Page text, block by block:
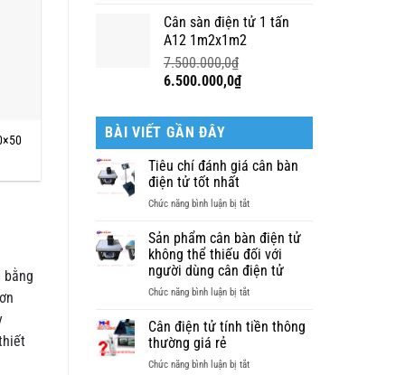
là:
111,0₫.
tại
là:
Cân sàn điện tử 1 tấn
A12 1m2x1m2
7.500.000,0₫
Giá
là:
7.500.000,0₫.
6.500.000,0₫Giá
tại
6.500.000,0₫.
BÀI VIẾT GẦN ĐÂY
Tiêu chí đánh giá cân bàn
điện tử tốt nhất
Chức năng bình luận bị tắtở
chí
đánh
giá
cân
bàn
tử
Sản phẩm cân bàn điện tử
không thể thiếu đối với
người dùng cân điện tử
Chức năng bình luận bị tắtở
phẩm
điện
Cân điện tử tính tiền thông
thường giá rẻ
Chức năng bình luận bị tắtở
bằng